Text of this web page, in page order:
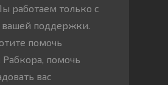
работаем только с
поддержки.
помочь
помочь
вас